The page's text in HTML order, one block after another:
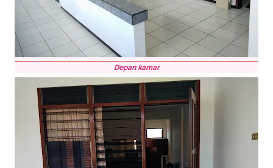
Depan kamar